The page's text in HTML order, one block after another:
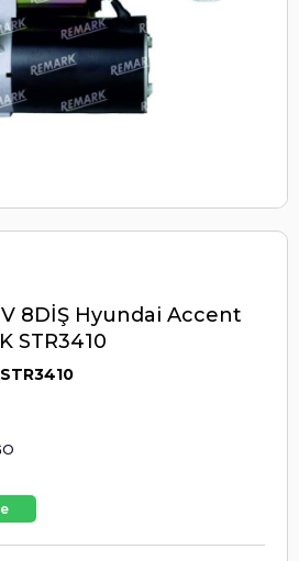
8DİŞ Hyundai Accent
STR3410